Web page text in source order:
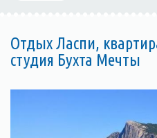
Отдых Ласпи,
студия Бухта Мечты